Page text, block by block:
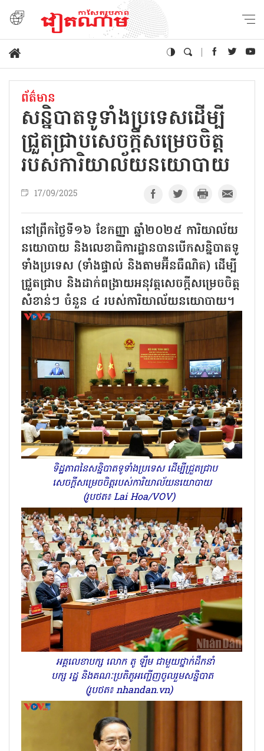
ព័ត៌មាន
សន្និបាតទូទាំងប្រទេសដើម្បី
ជ្រួតជ្រាបសេចក្តីសម្រេចចិត្ត
របស់ការិយាល័យនយោបាយ
17/09/2025
នៅព្រឹកថ្ងៃទី១៦ ខែកញ្ញា ឆ្នាំ២០២៥ ការិយាល័យ
នយោបាយ និងលេខាធិការដ្ឋានបានបើកសន្និបាតទូ
ទាំងប្រទេស (ទាំងផ្ទាល់ និងតាមអ៊ីនធឺណិត) ដើម្បី
ជ្រួតជ្រាប និងដាក់ពង្រាយអនុវត្តសេចក្តីសម្រេចចិត្ត
សំខាន់ៗ ចំនួន ៤ របស់ការិយាល័យនយោបាយ។
ទិដ្ឋភាពនៃសន្និបាតទូទាំងប្រទេស ដើម្បីជ្រួតជ្រាប
សេចក្តីសម្រេចចិត្តរបស់ការិយាល័យនយោបាយ
(រូបថត៖ Lai Hoa/VOV)
អគ្គលេខាបក្ស លោក តូ ឡឹម ជាមួយថ្នាក់ដឹកនាំ
បក្ស រដ្ឋ និងគណៈប្រតិភូអញ្ជើញចូលរួមសន្និបាត
(រូបថត៖ nhandan.vn)